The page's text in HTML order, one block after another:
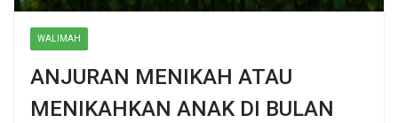
WALIMAH
ANJURAN MENIKAH ATAU
MENIKAHKAN ANAK DI BULAN